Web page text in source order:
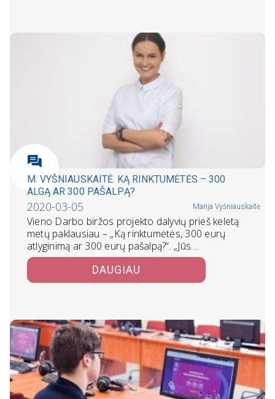
M. VYŠNIAUSKAITĖ. KĄ RINKTUMĖTĖS – 300
ALGĄ AR 300 PAŠALPĄ?
2020-03-05 Marija Vyšniauskaitė
Vieno Darbo biržos projekto dalyvių prieš keletą
metų paklausiau – „Ką rinktumėtės, 300 eurų
atlyginimą ar 300 eurų pašalpą?“. „Jūs…
DAUGIAU